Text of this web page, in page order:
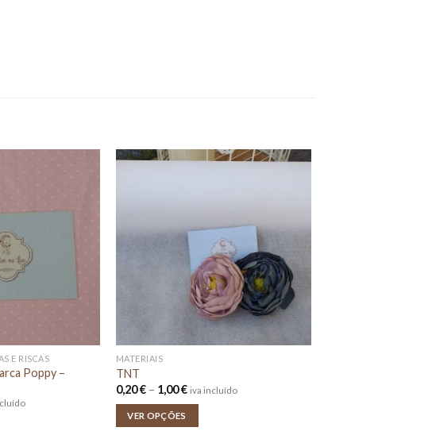
E RISCAS
Poppy –
MATERIAIS
TNT
0,20€ – 1,00€Price
iva incluído
VER OPÇÕES